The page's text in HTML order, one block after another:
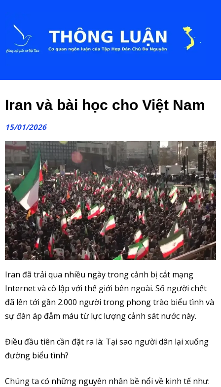
Iran và bài học cho Việt Nam
15/01/2026
Iran đã trải qua nhiều ngày trong cảnh bị cắt mạng
Internet và cô lập với thế giới bên ngoài. Số người chết
đã lên tới gần 2.000 người trong phong trào biểu tình và
sự đàn áp đẫm máu từ lực lượng cảnh sát nước này.
Điều đầu tiên cần đặt ra là: Tại sao người dân lại xuống
đường biểu tình?
Chúng ta có những nguyên nhân bề nổi về kinh tế như: